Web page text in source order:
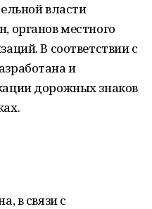
власти
органов местного
В соответствии с
и
дорожных знаков
в связи с